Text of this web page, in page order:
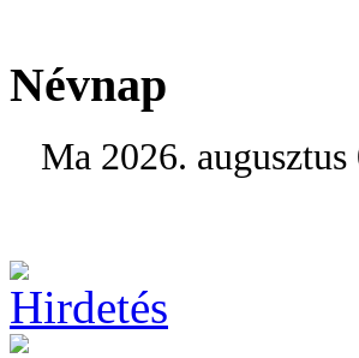
Névnap
Ma 2026.